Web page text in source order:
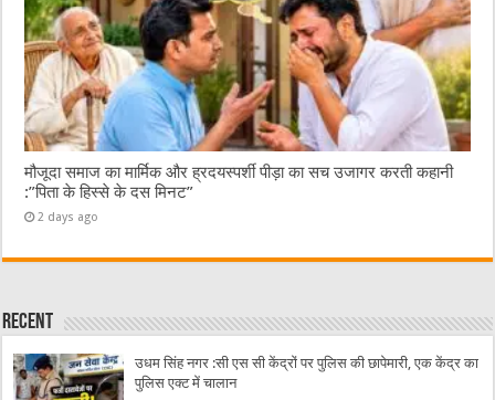
मौजूदा समाज का मार्मिक और ह्रदयस्पर्शी पीड़ा का सच उजागर करती कहानी
:”पिता के हिस्से के दस मिनट”
2 days ago
Recent
उधम सिंह नगर :सी एस सी केंद्रों पर पुलिस की छापेमारी, एक केंद्र का
पुलिस एक्ट में चालान